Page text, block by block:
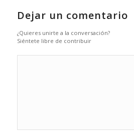
Dejar un comentario
¿Quieres unirte a la conversación?
Siéntete libre de contribuir